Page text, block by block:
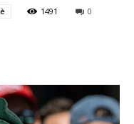
1491 0